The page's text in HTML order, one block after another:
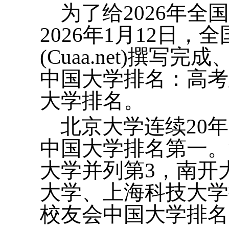
为了给2026年全
2026年1月12日，
(Cuaa.net)撰写完成
中国大学排名：高
大学排名。
北京大学连续20
中国大学排名第一
大学并列第3，南开
大学、上海科技大
校友会中国大学排